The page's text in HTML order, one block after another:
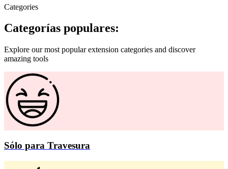
Categories
Categorías populares:
Explore our most popular extension categories and discover
amazing tools
Sólo para Travesura